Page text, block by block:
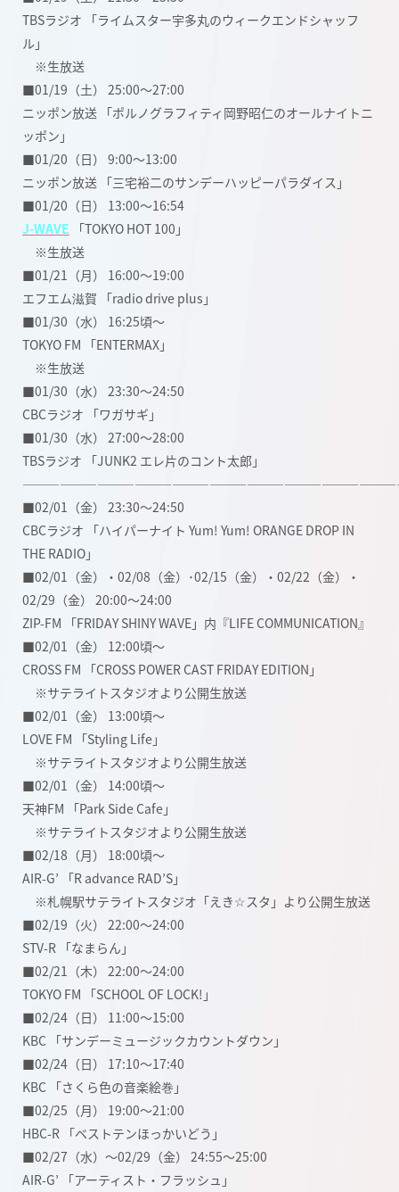
TBSラジオ 「ライムスター宇多丸のウィークエンドシャッフ
ル」
※生放送
■01/19（土） 25:00〜27:00
ニッポン放送 「ポルノグラフィティ岡野昭仁のオールナイトニ
ッポン」
■01/20（日） 9:00〜13:00
ニッポン放送 「三宅裕二のサンデーハッピーパラダイス」
■01/20（日） 13:00〜16:54
J-WAVE 「TOKYO HOT 100」
※生放送
■01/21（月） 16:00〜19:00
エフエム滋賀 「radio drive plus」
■01/30（水） 16:25頃〜
TOKYO FM 「ENTERMAX」
※生放送
■01/30（水） 23:30〜24:50
CBCラジオ 「ワガサギ」
■01/30（水） 27:00〜28:00
TBSラジオ 「JUNK2 エレ片のコント太郎」
■02/01（金） 23:30〜24:50
CBCラジオ 「ハイパーナイト Yum! Yum! ORANGE DROP IN
THE RADIO」
■02/01（金）・02/08（金）･02/15（金）・02/22（金）・
02/29（金） 20:00〜24:00
ZIP-FM 「FRIDAY SHINY WAVE」内『LIFE COMMUNICATION』
■02/01（金） 12:00頃〜
CROSS FM 「CROSS POWER CAST FRIDAY EDITION」
※サテライトスタジオより公開生放送
■02/01（金） 13:00頃〜
LOVE FM 「Styling Life」
※サテライトスタジオより公開生放送
■02/01（金） 14:00頃〜
天神FM 「Park Side Cafe」
※サテライトスタジオより公開生放送
■02/18（月） 18:00頃〜
AIR-G’ 「R advance RAD’S」
※札幌駅サテライトスタジオ「えき☆スタ」より公開生放送
■02/19（火） 22:00〜24:00
STV-R 「なまらん」
■02/21（木） 22:00〜24:00
TOKYO FM 「SCHOOL OF LOCK!」
■02/24（日） 11:00〜15:00
KBC 「サンデーミュージックカウントダウン」
■02/24（日） 17:10〜17:40
KBC 「さくら色の音楽絵巻」
■02/25（月） 19:00〜21:00
HBC-R 「ベストテンほっかいどう」
■02/27（水）〜02/29（金） 24:55〜25:00
AIR-G’ 「アーティスト・フラッシュ｣